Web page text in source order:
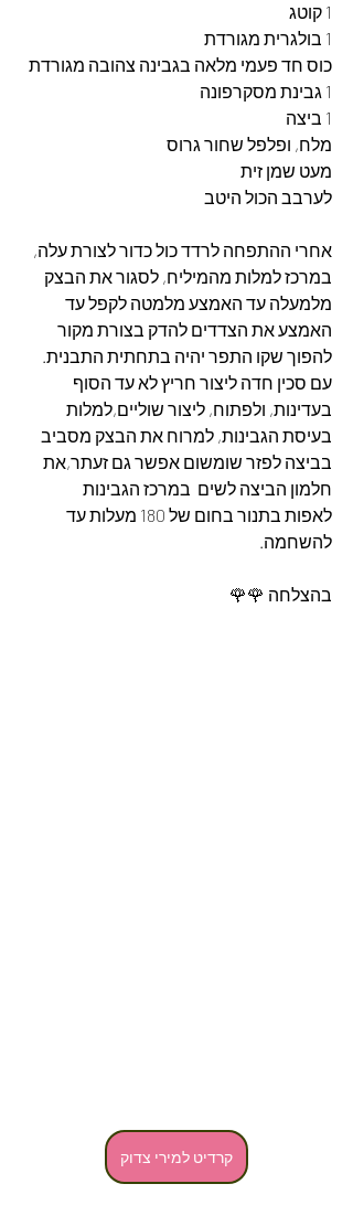
1 קוטג
1 בולגרית מגורדת
כוס חד פעמי מלאה בגבינה צהובה מגורדת
1 גבינת מסקרפונה
1 ביצה
מלח, ופלפל שחור גרוס
מעט שמן זית
לערבב הכול היטב
אחרי ההתפחה לרדד כול כדור לצורת עלה,
במרכז למלות מהמיליח, לסגור את הבצק
מלמעלה עד האמצע מלמטה לקפל עד
האמצע את הצדדים להדק בצורת מקור
להפוך שקו התפר יהיה בתחתית התבנית.
עם סכין חדה ליצור חריץ לא עד הסוף
בעדינות, ולפתוח, ליצור שוליים,למלות
בעיסת הגבינות, למרוח את הבצק מסביב
בביצה לפזר שומשום אפשר גם זעתר,את
חלמון הביצה לשים  במרכז הגבינות
לאפות בתנור בחום של 180 מעלות עד
להשחמה.
בהצלחה 🌹🌹
קרדיט למירי צדוק